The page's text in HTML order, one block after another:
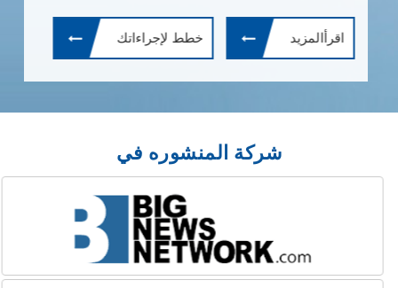
اقرأالمزيد خطط لإجراءاتك
شركة المنشوره في